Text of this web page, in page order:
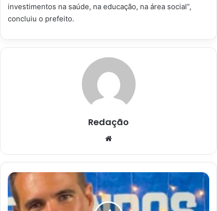
investimentos na saúde, na educação, na área social”,
concluiu o prefeito.
Redação
Polícia
Militar
localiza
corpo